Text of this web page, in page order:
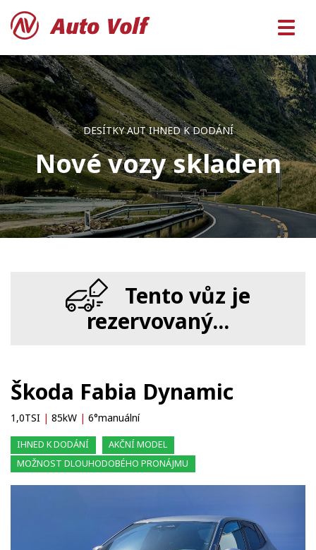
DESÍTKY AUT IHNED K DODÁNÍ
Nové vozy skladem
Tento vůz je
rezervovaný...
Škoda Fabia Dynamic
1,0TSI | 85kW | 6°manuální
IHNED K DODÁNÍ
AKČNÍ MODEL
MOŽNOST DLOUHODOBÉHO PRONÁJMU